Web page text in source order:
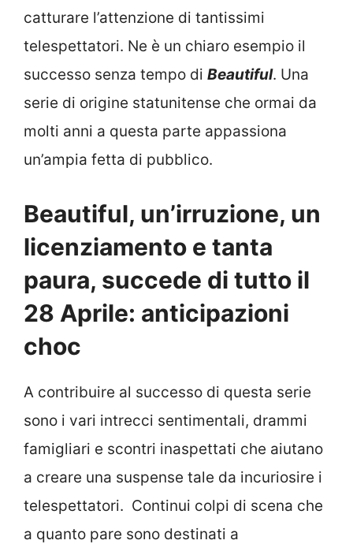
catturare l’attenzione di tantissimi
telespettatori. Ne è un chiaro esempio il
successo senza tempo di Beautiful. Una
serie di origine statunitense che ormai da
molti anni a questa parte appassiona
un’ampia fetta di pubblico.
Beautiful, un’irruzione, un
licenziamento e tanta
paura, succede di tutto il
28 Aprile: anticipazioni
choc
A contribuire al successo di questa serie
sono i vari intrecci sentimentali, drammi
famigliari e scontri inaspettati che aiutano
a creare una suspense tale da incuriosire i
telespettatori. Continui colpi di scena che
a quanto pare sono destinati a